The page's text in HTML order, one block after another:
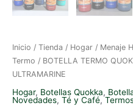
Inicio / Tienda / Hogar / Menaje
Termo / BOTELLA TERMO
ULTRAMARINE
Hogar, Botellas Quokka,
Novedades, Té y Café,